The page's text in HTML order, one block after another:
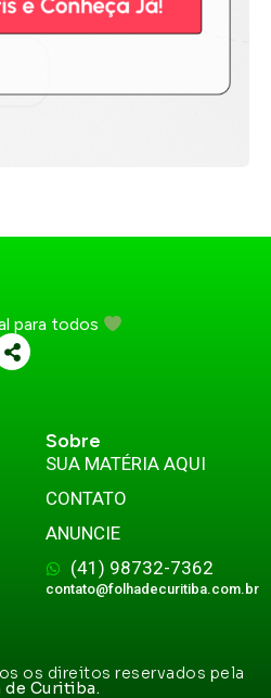
para todos
Sobre
SUA MATÉRIA AQUI
CONTATO
ANUNCIE
(41) 98732-7362
contato@folhadecuritiba.com.br
os direitos reservados pela
de Curitiba.